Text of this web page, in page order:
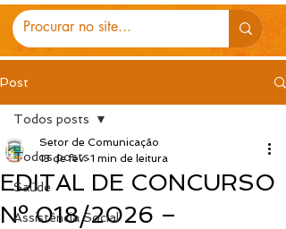
Post
Todos posts
Saúde
Assistência Social
Todos posts
EDITAL DE CONCURSO
Nº 018/2026 –
Setor de Comunicação
13 de fev. 1 min de leitura